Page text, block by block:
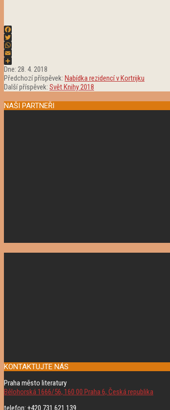
Facebook
Twitter
WhatsApp
Email
Share
2018-
04-
28
Dne: 28. 4. 2018
Předchozí příspěvek: Nabídka rezidencí v Kortrijku
Další příspěvek: Svět Knihy 2018
NAŠI PARTNEŘI
KONTAKTUJTE NÁS
Praha město literatury
Bělohorská 1666/56, 160 00 Praha 6, Česká republika
telefon: +420 731 621 139